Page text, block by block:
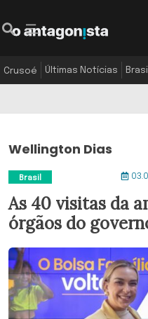
Crusoé Últimas Notícias Brasil
Wellington Dias
Brasil
As 40 visitas da
órgãos do